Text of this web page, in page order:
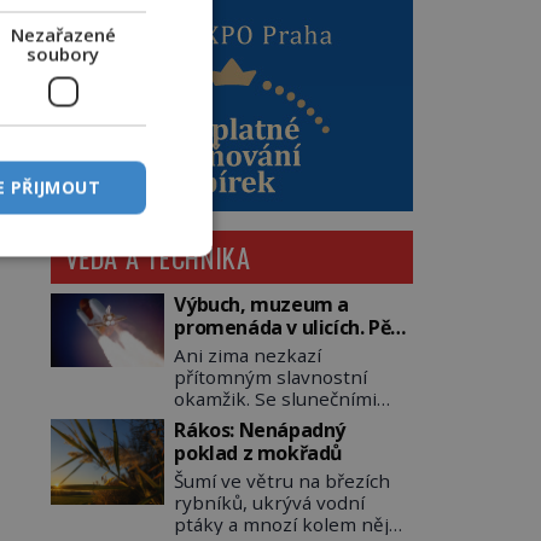
VĚDA A TECHNIKA
Výbuch, muzeum a
promenáda v ulicích. Pět
osudů nejslavnějších
raketoplánů
Ani zima nezkazí
přítomným slavnostní
okamžik. Se slunečními
brýlemi hledí na startující
raketu, která má do
vesmíru vynést kromě
posádky také obyčejnou
učitelku. Po několika
sekundách všem ztuhnou
Rákos: Nenápadný
poklad z mokřadů
Šumí ve větru na březích
rybníků, ukrývá vodní
ptáky a mnozí kolem něj
Nezařazené
soubory
PŘIJMOUT